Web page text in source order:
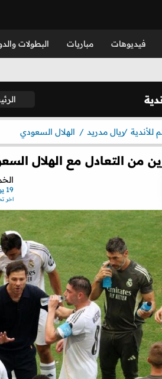
فيديوهات مباريات البطولات
للأندية ريال مدريد الهلال السعودي
من التعادل مع الهلال
19 يونيو 2025 ,1:26 ص
اخر